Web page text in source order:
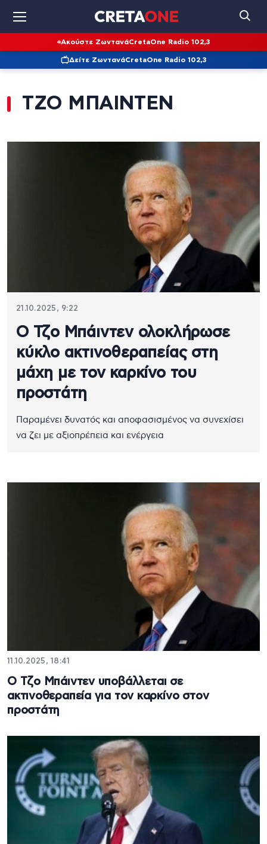
Ακούστε ΖωντανάCretaOne Radio 102,3
Δείτε ΖωντανάCretaOne Radio 102,3
ΤΖΟ ΜΠΑΙΝΤΕΝ
21.10.2025, 9:22
Ο Τζο Μπάιντεν ολοκλήρωσε
κύκλο ακτινοθεραπείας στη
μάχη με τον καρκίνο του
προστάτη
Παραμένει δυνατός και αποφασισμένος να συνεχίσει
να ζει με αξιοπρέπεια και ενέργεια
11.10.2025, 18:41
Ο Τζο Μπάιντεν υποβάλλεται σε
ακτινοθεραπεία για τον καρκίνο στον
προστάτη